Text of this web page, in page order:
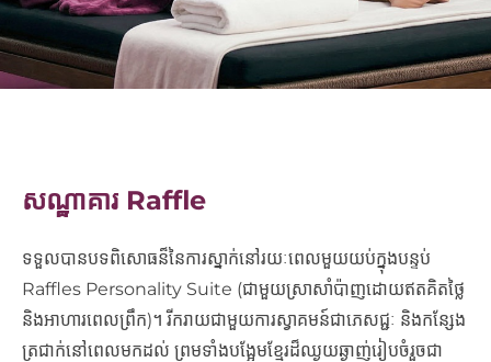
សណ្ឋាគារ Raffle
ទទួលបានបទពិសោធន៏នៃការស្នាក់នៅរយៈពេលមួយយប់ក្នុងបន្ទប់
Raffles Personality Suite (ជាមួយស្រាសាំប៉ាញដោយឥតគិតថ្លៃ
និងអាហារពេលព្រឹក)។ ​​​​​​​​​​រីករាយជាមួយ​​​​​​​​​​​ការស្វាគមន៍ជាភេសជ្ជៈ និងកន្សែង
ត្រជាក់នៅពេលមកដល់ ព្រមទាំងបង្អែមខ្មែរដ៏ឈ្ងុយឆ្ងាញ់រៀបចំរួចជា